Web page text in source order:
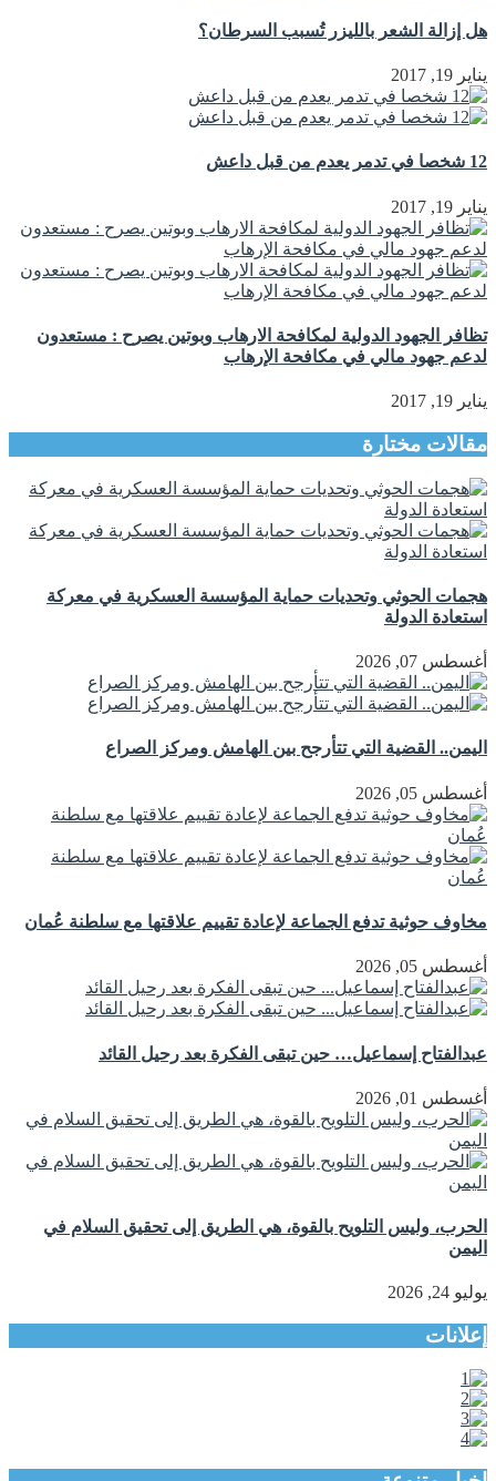
هل إزالة الشعر بالليزر تُسبب السرطان؟
يناير 19, 2017
12 شخصا في تدمر يعدم من قبل داعش
يناير 19, 2017
تظافر الجهود الدولية لمكافحة الارهاب وبوتين يصرح : مستعدون
لدعم جهود مالي في مكافحة الإرهاب
يناير 19, 2017
مقالات مختارة
هجمات الحوثي وتحديات حماية المؤسسة العسكرية في معركة
استعادة الدولة
أغسطس 07, 2026
اليمن.. القضية التي تتأرجح بين الهامش ومركز الصراع
أغسطس 05, 2026
مخاوف حوثية تدفع الجماعة لإعادة تقييم علاقتها مع سلطنة عُمان
أغسطس 05, 2026
عبدالفتاح إسماعيل… حين تبقى الفكرة بعد رحيل القائد
أغسطس 01, 2026
الحرب، وليس التلويح بالقوة، هي الطريق إلى تحقيق السلام في
اليمن
يوليو 24, 2026
إعلانات